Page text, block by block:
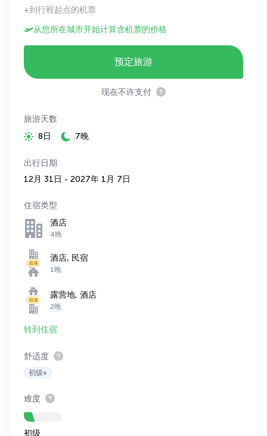
+到行程起点的机票
从您所在城市开始计算含机票的价格
预定旅游
现在不许支付
旅游天数
8日
7晚
出行日期
12月 31日 - 2027年 1月 7日
住宿类型
酒店
4晚
或者
酒店, 民宿
1晚
或者
露营地, 酒店
2晚
转到住宿
舒适度
初级+
难度
初级